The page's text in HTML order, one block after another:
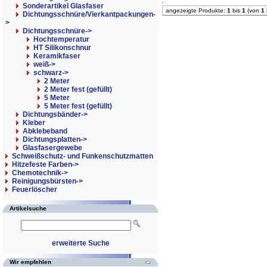
Sonderartikel Glasfaser
Dichtungsschnüre/Vierkantpackungen-
>
Dichtungsschnüre->
Hochtemperatur
HT Silikonschnur
Keramikfaser
weiß->
schwarz->
2 Meter
2 Meter fest (gefüllt)
5 Meter
5 Meter fest (gefüllt)
Dichtungsbänder->
Kleber
Abklebeband
Dichtungsplatten->
Glasfasergewebe
Schweißschutz- und Funkenschutzmatten
Hitzefeste Farben->
Chemotechnik->
Reinigungsbürsten->
Feuerlöscher
Artikelsuche
erweiterte Suche
Wir empfehlen
angezeigte Produkte: 1 bis 1 (von 1